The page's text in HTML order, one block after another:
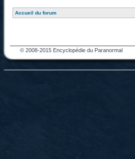
Accueil du forum
© 2008-2015 Encyclopédie du Paranormal